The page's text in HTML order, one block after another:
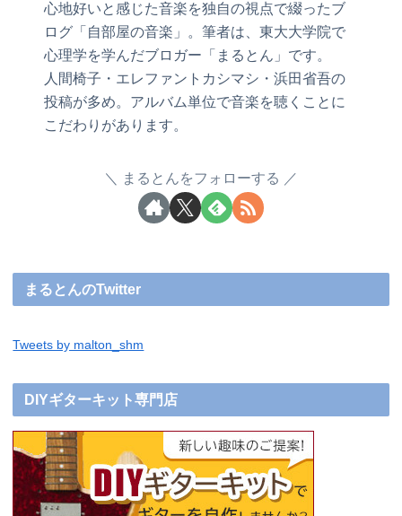
心地好いと感じた音楽を独自の視点で綴ったブ
ログ「自部屋の音楽」。筆者は、東大大学院で
心理学を学んだブロガー「まるとん」です。
人間椅子・エレファントカシマシ・浜田省吾の
投稿が多め。アルバム単位で音楽を聴くことに
こだわりがあります。
まるとんをフォローする
まるとんのTwitter
Tweets by malton_shm
DIYギターキット専門店